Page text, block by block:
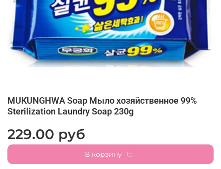
MUKUNGHWA Soap Мыло хозяйственное 99%
Sterilization Laundry Soap 230g
229.00 руб
В корзину